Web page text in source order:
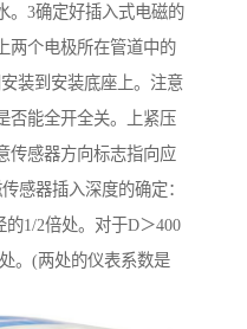
。3确定好插入式电磁的
两个电极所在管道中的
装到安装底座上。注意
否能全开全关。上紧压
传感器方向标志指向应
感器插入深度的确定：
1/2倍处。对于D＞400
。(两处的仪表系数是